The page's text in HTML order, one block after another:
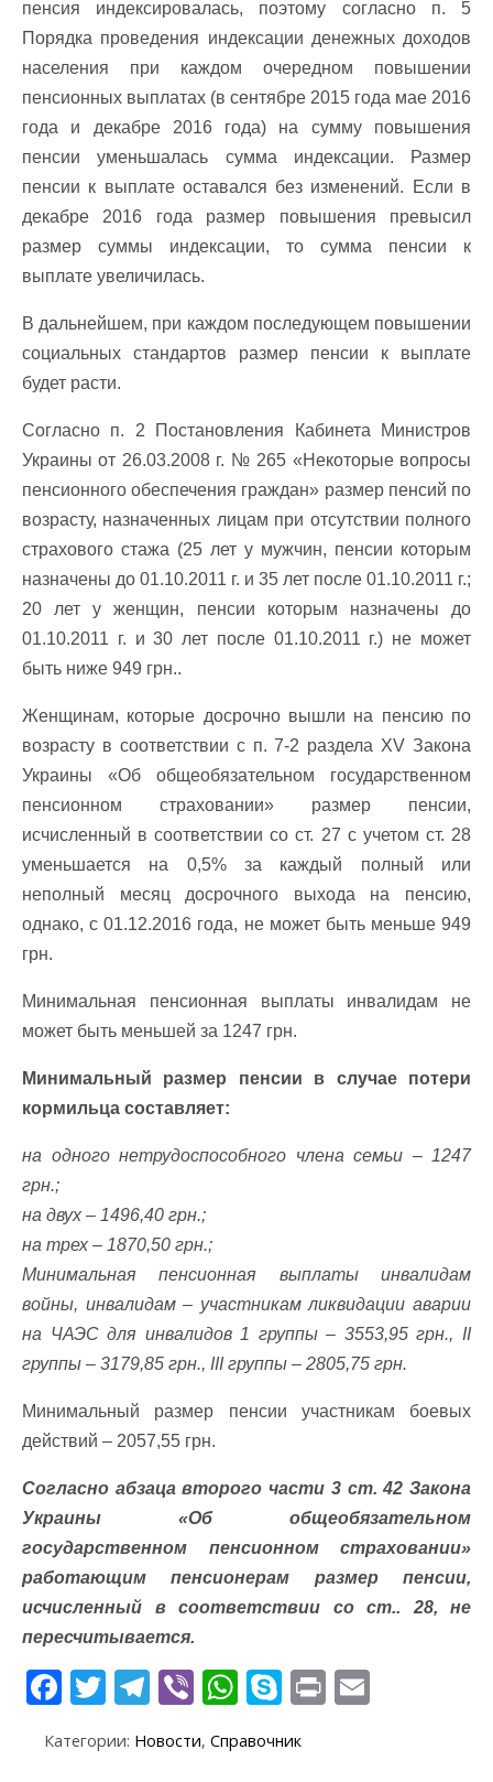
пенсия индексировалась, поэтому согласно п. 5
Порядка проведения индексации денежных доходов
населения при каждом очередном повышении
пенсионных выплатах (в сентябре 2015 года мае 2016
года и декабре 2016 года) на сумму повышения
пенсии уменьшалась сумма индексации. Размер
пенсии к выплате оставался без изменений. Если в
декабре 2016 года размер повышения превысил
размер суммы индексации, то сумма пенсии к
выплате увеличилась.
В дальнейшем, при каждом последующем повышении
социальных стандартов размер пенсии к выплате
будет расти.
Согласно п. 2 Постановления Кабинета Министров
Украины от 26.03.2008 г. № 265 «Некоторые вопросы
пенсионного обеспечения граждан» размер пенсий по
возрасту, назначенных лицам при отсутствии полного
страхового стажа (25 лет у мужчин, пенсии которым
назначены до 01.10.2011 г. и 35 лет после 01.10.2011 г.;
20 лет у женщин, пенсии которым назначены до
01.10.2011 г. и 30 лет после 01.10.2011 г.) не может
быть ниже 949 грн..
Женщинам, которые досрочно вышли на пенсию по
возрасту в соответствии с п. 7-2 раздела XV Закона
Украины «Об общеобязательном государственном
пенсионном страховании» размер пенсии,
исчисленный в соответствии со ст. 27 с учетом ст. 28
уменьшается на 0,5% за каждый полный или
неполный месяц досрочного выхода на пенсию,
однако, с 01.12.2016 года, не может быть меньше 949
грн.
Минимальная пенсионная выплаты инвалидам не
может быть меньшей за 1247 грн.
Минимальный размер пенсии в случае потери
кормильца составляет:
на одного нетрудоспособного члена семьи – 1247
грн.;
на двух – 1496,40 грн.;
на трех – 1870,50 грн.;
Минимальная пенсионная выплаты инвалидам
войны, инвалидам – участникам ликвидации аварии
на ЧАЭС для инвалидов 1 группы – 3553,95 грн., II
группы – 3179,85 грн., III группы – 2805,75 грн.
Минимальный размер пенсии участникам боевых
действий – 2057,55 грн.
Согласно абзаца второго части 3 ст. 42 Закона
Украины «Об общеобязательном
государственном пенсионном страховании»
работающим пенсионерам размер пенсии,
исчисленный в соответствии со ст.. 28, не
пересчитывается.
F
e
T
itt
T
e
Vi
er
W
at
S
y
Pr
Категории: Новости, Справочник